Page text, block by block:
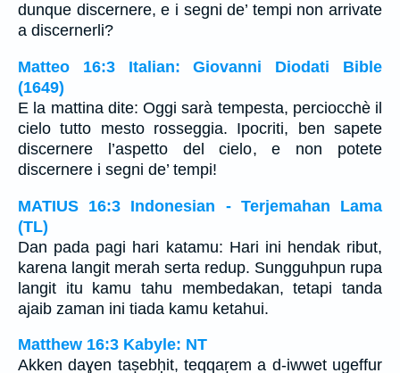
dunque discernere, e i segni de’ tempi non arrivate
a discernerli?
Matteo 16:3 Italian: Giovanni Diodati Bible
(1649)
E la mattina dite: Oggi sarà tempesta, perciocchè il
cielo tutto mesto rosseggia. Ipocriti, ben sapete
discernere l’aspetto del cielo, e non potete
discernere i segni de’ tempi!
MATIUS 16:3 Indonesian - Terjemahan Lama
(TL)
Dan pada pagi hari katamu: Hari ini hendak ribut,
karena langit merah serta redup. Sungguhpun rupa
langit itu kamu tahu membedakan, tetapi tanda
ajaib zaman ini tiada kamu ketahui.
Matthew 16:3 Kabyle: NT
Akken daɣen taṣebḥit, teqqaṛem a d-iwwet ugeffur